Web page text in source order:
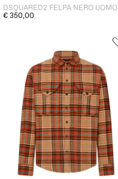
DSQUARED2 FELPA NERO UOMO
€ 350,00